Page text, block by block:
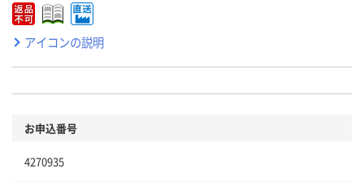
アイコンの説明
お申込番号
4270935